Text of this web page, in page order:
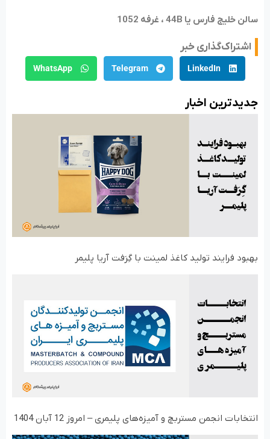
سالن خلیج فارس یا 44B ، غرفه 1052
اشتراک‌گذاری خبر
LinkedIn
Telegram
WhatsApp
جدید‌ترین اخبار
بهبود فرایند تولید کاغذ لمینت با گِرَفت آریا پلیمر
انتخابات انجمن مستربچ و آمیزه‌های پلیمری – امروز 12 آبان 1404